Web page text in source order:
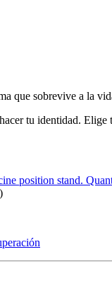
que sobrevive a la
tu identidad.
position stand.
)